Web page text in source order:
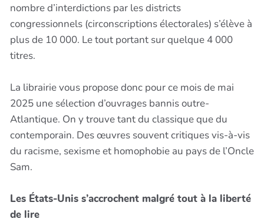
nombre d’interdictions par les districts
congressionnels (circonscriptions électorales) s’élève à
plus de 10 000. Le tout portant sur quelque 4 000
titres.
La librairie vous propose donc pour ce mois de mai
2025 une sélection d’ouvrages bannis outre-
Atlantique. On y trouve tant du classique que du
contemporain. Des œuvres souvent critiques vis-à-vis
du racisme, sexisme et homophobie au pays de l’Oncle
Sam.
Les États-Unis s’accrochent malgré tout à la liberté
de lire